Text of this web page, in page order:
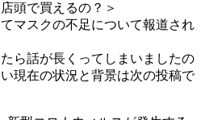
頭で買えるの？＞
マスクの不足について報道され
ら話が長くってしまいましたの
現在の状況と背景は次の投稿で